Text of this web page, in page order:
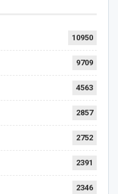
10950
9709
4563
2857
2752
2391
2346